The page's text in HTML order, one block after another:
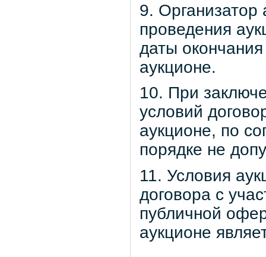
9. Организатор
проведения
даты
аукционе.
10. При
условий
аукционе, по
порядке не
11. Условия
договора с
публичной
аукционе